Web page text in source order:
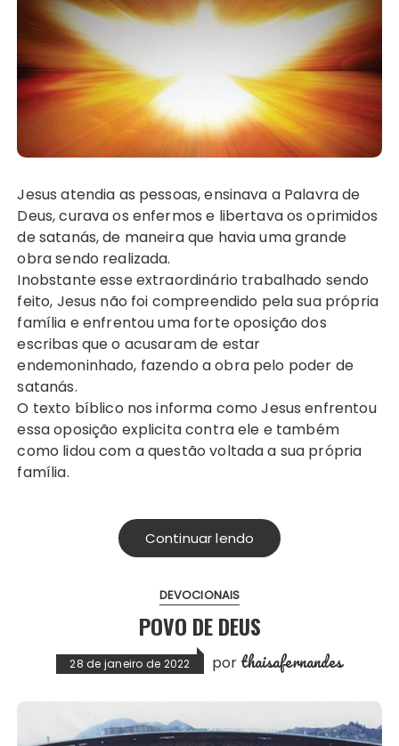
Jesus atendia as pessoas, ensinava a Palavra de
Deus, curava os enfermos e libertava os oprimidos
de satanás, de maneira que havia uma grande
obra sendo realizada.
Inobstante esse extraordinário trabalhado sendo
feito, Jesus não foi compreendido pela sua própria
família e enfrentou uma forte oposição dos
escribas que o acusaram de estar
endemoninhado, fazendo a obra pelo poder de
satanás.
O texto bíblico nos informa como Jesus enfrentou
essa oposição explicita contra ele e também
como lidou com a questão voltada a sua própria
família.
Continuar lendo
DEVOCIONAIS
POVO DE DEUS
28 de janeiro de 2022 por thaisafernandes